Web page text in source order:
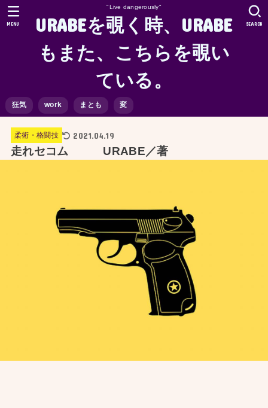
"Live dangerously"
URABEを覗く時、URABE
もまた、こちらを覗い
ている。
狂気 work まとも 変
SEARCH
MENU
柔術・格闘技 2021.04.19
走れセコム URABE／著